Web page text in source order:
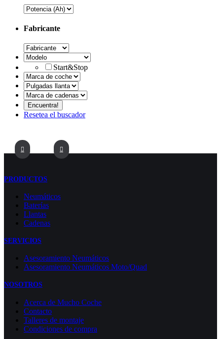
Fabricante
Start&Stop
Resetea el buscador
PRODUCTOS
Neumáticos
Baterías
Llantas
Cadenas
SERVICIOS
Asesoramiento Neumáticos
Asesoramiento Neumáticos Moto/Quad
NOSOTROS
Acerca de Mucho Coche
Contacto
Talleres de montaje
Condiciones de compra